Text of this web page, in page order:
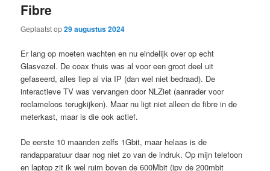
Fibre
Geplaatst op29 augustus 2024
Er lang op moeten wachten en nu eindelijk over op echt
Glasvezel. De coax thuis was al voor een groot deel uit
gefaseerd, alles liep al via IP (dan wel niet bedraad). De
interactieve TV was vervangen door NLZiet (aanrader voor
reclameloos terugkijken). Maar nu ligt niet alleen de fibre in de
meterkast, maar is die ook actief.
De eerste 10 maanden zelfs 1Gbit, maar helaas is de
randapparatuur daar nog niet zo van de indruk. Op mijn telefoon
en laptop zit ik wel ruim boven de 600Mbit (ipv de 200mbit